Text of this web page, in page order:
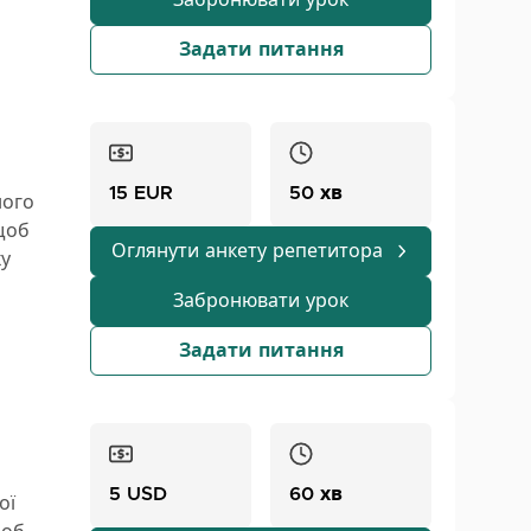
Моя
Задати питання
15 EUR 50 хв
Оглянути анкету репетитора
Забронювати урок
Задати питання
5 USD 60 хв